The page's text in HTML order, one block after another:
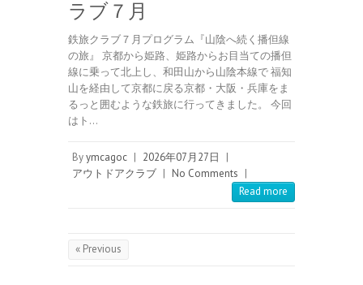
ラブ７月
鉄旅クラブ７月プログラム『山陰へ続く播但線
の旅』 京都から姫路、姫路からお目当ての播但
線に乗って北上し、和田山から山陰本線で 福知
山を経由して京都に戻る京都・大阪・兵庫をま
るっと囲むような鉄旅に行ってきました。 今回
はト…
Byymcagoc | 2026年07月27日
|
アウトドアクラブ | No Comments |
Read more
« Previous